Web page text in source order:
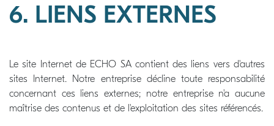
6. LIENS EXTERNES
Le site Internet de ECHO SA contient des liens vers d'autres
sites Internet. Notre entreprise décline toute responsabilité
concernant ces liens externes; notre entreprise n'a aucune
maîtrise des contenus et de l'exploitation des sites référencés.